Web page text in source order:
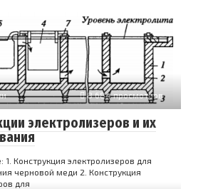
8 684 просмотров
электролизеров и их
1. Конструкция электролизеров для
черновой меди 2. Конструкция
для